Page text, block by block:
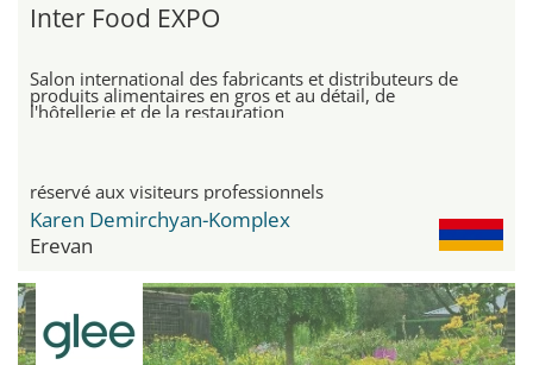
Inter Food EXPO
Salon international des fabricants et distributeurs de
produits alimentaires en gros et au détail, de
l'hôtellerie et de la restauration
réservé aux visiteurs professionnels
Karen Demirchyan-Komplex
Erevan